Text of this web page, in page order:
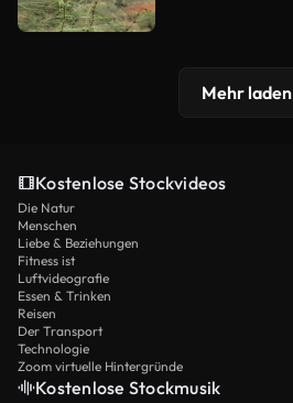
Mehr laden
Kostenlose Stockvideos
Die Natur
Menschen
Liebe & Beziehungen
Fitness ist
Luftvideografie
Essen & Trinken
Reisen
Der Transport
Technologie
Zoom virtuelle Hintergründe
Kostenlose Stockmusik